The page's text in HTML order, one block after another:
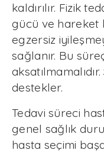
kaldırılır. Fizik
gücü ve hareket
egzersiz
sağlanır. Bu
destekler.
Tedavi süreci
genel sağlık
hasta seçimi